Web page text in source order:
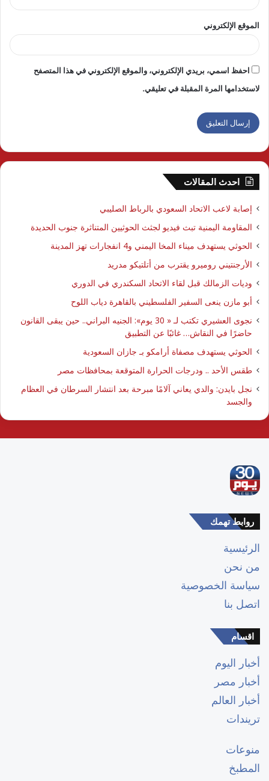
الموقع الإلكتروني
احفظ اسمي، بريدي الإلكتروني، والموقع الإلكتروني في هذا المتصفح
لاستخدامها المرة المقبلة في تعليقي.
احدث المقالات
إصابة لاعب الاتحاد السعودي بالرباط الصليبي
المقاومة اليمنية تبث فيديو لجثث الحوثيين المتناثرة جنوب الحديدة
الحوثي يستهدف ميناء المخا اليمني و4 انفجارات تهز المدينة
الأرجنتيني روميرو يقترب من أتلتيكو مدريد
وديات الزمالك قبل لقاء الاتحاد السكندري في الدوري
أبو مازن ينعى السفير الفلسطيني بالقاهرة دياب اللوح
نجوى العشيري تكتب لـ « 30 يوم»: الجنيه البراني.. حين يبقى القانون
حاضرًا في النقاش… غائبًا عن التطبيق
الحوثي يستهدف مصفاة أرامكو بـ جازان السعودية
طقس الأحد .. ودرجات الحرارة المتوقعة بمحافظات مصر
نجل بايدن: والدي يعاني آلامًا مبرحة بعد انتشار السرطان في العظام
والجسد
روابط تهمك
الرئيسية
من نحن
سياسة الخصوصية
اتصل بنا
اقسام
أخبار اليوم
أخبار مصر
أخبار العالم
تريندات
منوعات
المطبخ